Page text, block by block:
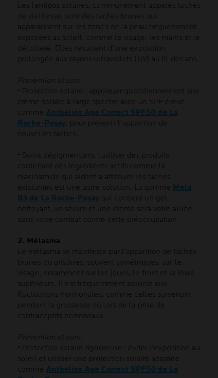
Les lentigos solaires, communément appelés taches
de vieillesse, sont des taches brunes qui
apparaissent sur les zones de la peau fréquemment
exposées au soleil, comme le visage, les mains et le
décolleté. Elles résultent d'une exposition
prolongée aux rayons ultraviolets (UV) au fil des ans.
Prévention et soin :
• Protection solaire : appliquer quotidiennement une
crème solaire à large spectre avec un SPF élevé,
comme Anthelios Age Correct SPF50 de La
Roche-Posay , pour prévenir l'apparition de
nouvelles taches.
• Soins dépigmentants : utiliser des produits
contenant des ingrédients actifs comme la
niacinamide qui aident à atténuer les taches
existantes est une autre solution. La gamme Mela
B3 de La Roche-Posay qui contient un gel
nettoyant, un sérum et une crème sera votre alliée
dans votre combat contre cette préoccupation.
2. Mélasma
Le mélasma se manifeste par l’apparition de taches
brunes ou grisâtres, souvent symétriques, sur le
visage, notamment sur les joues, le front et la lèvre
supérieure. Il est fréquemment associé aux
fluctuations hormonales, comme celles survenant
pendant la grossesse ou lors de la prise de
contraceptifs hormonaux.
Prévention et soin:
• Protection solaire rigoureuse : éviter l'exposition au
soleil et utiliser une protection solaire adaptée
comme Anthelios Age Correct SPF50 de La